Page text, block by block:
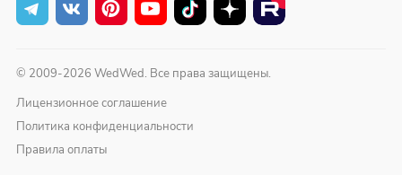
© 2009-2026 WedWed. Все права защищены.
Лицензионное соглашение
Политика конфиденциальности
Правила оплаты